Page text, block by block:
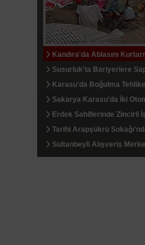
Kandıra'da Ablasını
Susurluk'ta Bariyerlere
Karasu'da Boğulma
Cankurtaranlardan Kurtarıldı
Sakarya Karasu'da İki
Erdek Sahillerinde Zincirli
Tarihi Arapşükrü
Sultanbeyli Alışveriş